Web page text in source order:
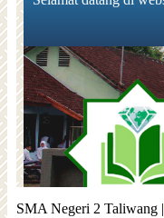
SMA Negeri 2 Taliwang |